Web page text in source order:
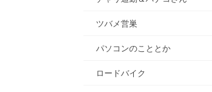
ツバメ営巣
パソコンのこととか
ロードバイク